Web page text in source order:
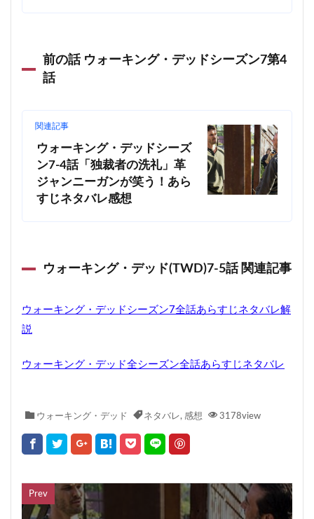
前の話 ウォーキング・デッドシーズン7第4
話
関連記事
ウォーキング・デッドシーズ
ン7-4話「独裁者の洗礼」革
ジャンニーガンが笑う！あら
すじネタバレ感想
ウォーキング・デッド(TWD)7-5話 関連記事
ウォーキング・デッドシーズン7全話あらすじネタバレ解
説
ウォーキング・デッド全シーズン全話あらすじネタバレ
ウォーキング・デッド ネタバレ, 感想 3178view
Prev